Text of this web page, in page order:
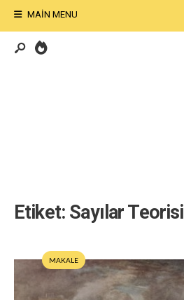
MAIN MENU
Etiket: Sayılar Teorisi
MAKALE